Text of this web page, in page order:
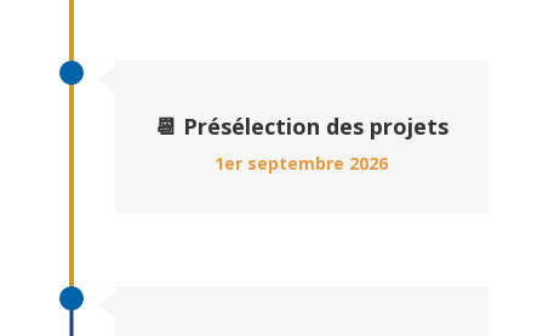
📆 Présélection des projets
1er septembre 2026